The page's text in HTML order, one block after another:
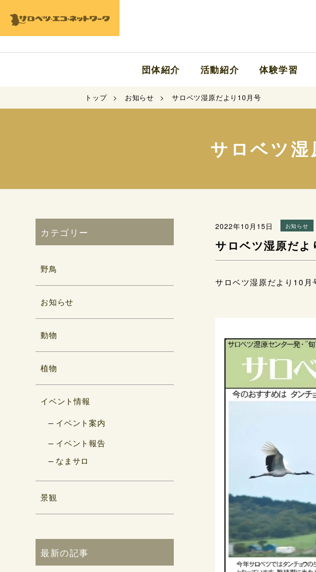
団体紹介 活動紹介 体験学習
トップ お知らせ サロベツ湿原だより10月号
サロベツ
2022年10月15日 お知らせ
サロベツ湿原だよ
サロベツ湿原だより10月
カテゴリー
野鳥
お知らせ
動物
植物
イベント情報
イベント案内
イベント報告
なまサロ
景観
最新の記事